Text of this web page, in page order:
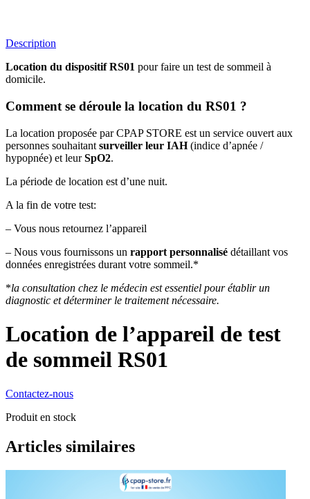
Description
Location du dispositif RS01 pour faire un test de sommeil à
domicile.
Comment se déroule la location du RS01 ?
La location proposée par CPAP STORE est un service ouvert aux
personnes souhaitant surveiller leur IAH(indice d’apnée /
hypopnée) et leurSpO2.
La période de location est d’une nuit.
A la fin de votre test:
– Vous nous retournez l’appareil
– Nous vous fournissons un rapport personnalisé détaillant vos
données enregistrées durant votre sommeil.*
*la consultation chez le médecin est essentiel pour établir un
diagnostic et déterminer le traitement nécessaire.
Location de l’appareil de test
de sommeil RS01
Contactez-nous
Produit en stock
Articles similaires